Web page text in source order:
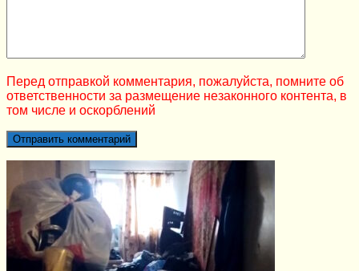
Перед отправкой комментария, пожалуйста, помните об
ответственности за размещение незаконного контента, в
том числе и оскорблений